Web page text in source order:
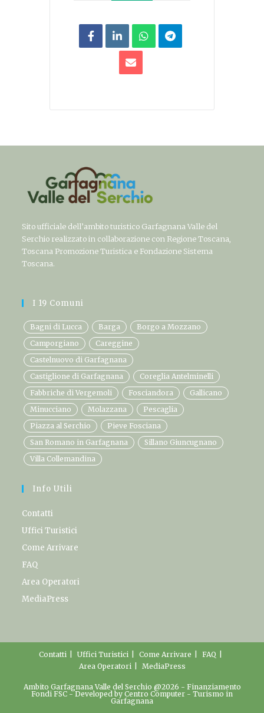
Sito ufficiale dell’ambito turistico Garfagnana Valle del
Serchio realizzato in collaborazione con Regione Toscana,
Toscana Promozione Turistica e Fondazione Sistema
Toscana.
I 19 Comuni
Bagni di Lucca Barga
Borgo a Mozzano
Camporgiano
Careggine
Castelnuovo di Garfagnana
Castiglione di Garfagnana
Coreglia Antelminelli
Fabbriche di Vergemoli
Fosciandora
Gallicano
Minucciano
Molazzana
Pescaglia
Piazza al Serchio
Pieve Fosciana
San Romano in Garfagnana
Sillano Giuncugnano
Villa Collemandina
Info Utili
Contatti
Uffici Turistici
Come Arrivare
FAQ
Area Operatori
MediaPress
Contatti Uffici Turistici Come Arrivare
FAQ
Area Operatori
MediaPress
Ambito Garfagnana Valle del Serchio @2026 - Finanziamento
Fondi FSC - Developed by Centro Computer - Turismo in
Garfagnana